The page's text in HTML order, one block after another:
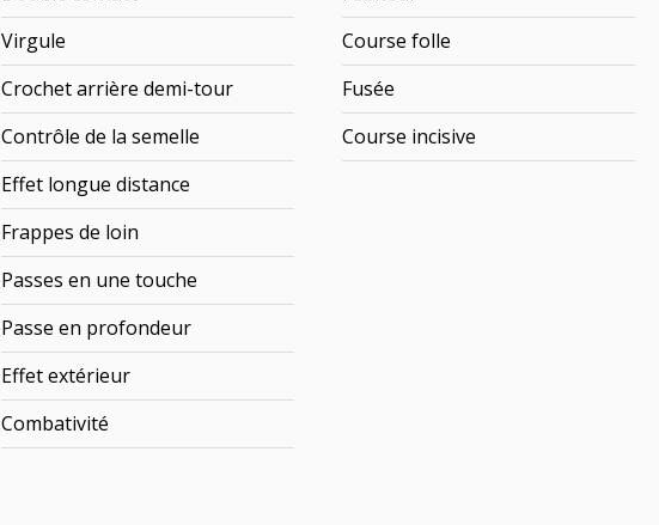
Virgule
Crochet arrière demi-tour
Contrôle de la semelle
Effet longue distance
Frappes de loin
Passes en une touche
Passe en profondeur
Effet extérieur
Combativité
Course folle
Fusée
Course incisive